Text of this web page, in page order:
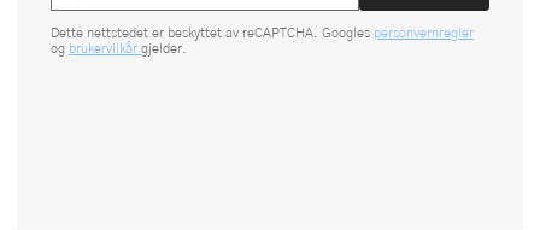
Dette nettstedet er beskyttet av reCAPTCHA. Googles personvernregler
og brukervilkår gjelder.